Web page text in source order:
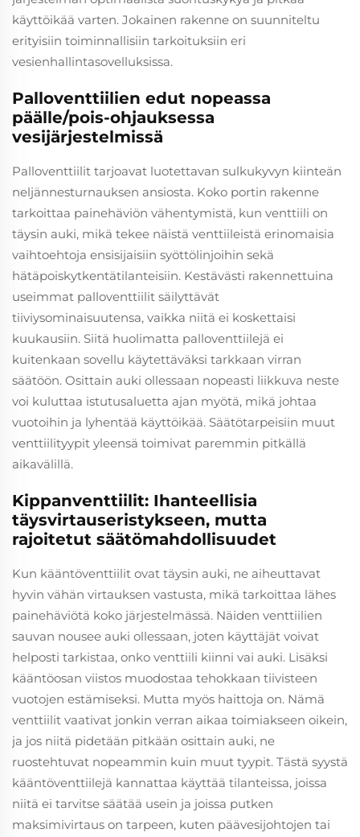
käyttöikää varten. Jokainen rakenne on suunniteltu
erityisiin toiminnallisiin tarkoituksiin eri
vesienhallintasovelluksissa.
Palloventtiilien edut nopeassa
päälle/pois-ohjauksessa
vesijärjestelmissä
Palloventtiilit tarjoavat luotettavan sulkukyvyn kiinteän
neljännesturnauksen ansiosta. Koko portin rakenne
tarkoittaa painehäviön vähentymistä, kun venttiili on
täysin auki, mikä tekee näistä venttiileistä erinomaisia
vaihtoehtoja ensisijaisiin syöttölinjoihin sekä
hätäpoiskytkentätilanteisiin. Kestävästi rakennettuina
useimmat palloventtiilit säilyttävät
tiiviysominaisuutensa, vaikka niitä ei koskettaisi
kuukausiin. Siitä huolimatta palloventtiilejä ei
kuitenkaan sovellu käytettäväksi tarkkaan virran
säätöön. Osittain auki ollessaan nopeasti liikkuva neste
voi kuluttaa istutusaluetta ajan myötä, mikä johtaa
vuotoihin ja lyhentää käyttöikää. Säätötarpeisiin muut
venttiilityypit yleensä toimivat paremmin pitkällä
aikavälillä.
Kippanventtiilit: Ihanteellisia
täysvirtauseristykseen, mutta
rajoitetut säätömahdollisuudet
Kun kääntöventtiilit ovat täysin auki, ne aiheuttavat
hyvin vähän virtauksen vastusta, mikä tarkoittaa lähes
painehäviötä koko järjestelmässä. Näiden venttiilien
sauvan nousee auki ollessaan, joten käyttäjät voivat
helposti tarkistaa, onko venttiili kiinni vai auki. Lisäksi
kääntöosan viistos muodostaa tehokkaan tiivisteen
vuotojen estämiseksi. Mutta myös haittoja on. Nämä
venttiilit vaativat jonkin verran aikaa toimiakseen oikein,
ja jos niitä pidetään pitkään osittain auki, ne
ruostehtuvat nopeammin kuin muut tyypit. Tästä syystä
kääntöventtiilejä kannattaa käyttää tilanteissa, joissa
niitä ei tarvitse säätää usein ja joissa putken
maksimivirtaus on tarpeen, kuten päävesijohtojen tai